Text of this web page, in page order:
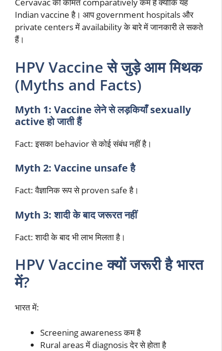
Cervavac की कीमत comparatively कम है क्योंकि यह
Indian vaccine है। आप government hospitals और
private centers में availability के बारे में जानकारी ले सकते
हैं।
HPV Vaccine से जुड़े आम मिथक
(Myths and Facts)
Myth 1: Vaccine लेने से लड़कियाँ sexually
active हो जाती हैं
Fact: इसका behavior से कोई संबंध नहीं है।
Myth 2: Vaccine unsafe है
Fact: वैज्ञानिक रूप से proven safe है।
Myth 3: शादी के बाद जरूरत नहीं
Fact: शादी के बाद भी लाभ मिलता है।
HPV Vaccine क्यों जरूरी है भारत
में?
भारत में:
Screening awareness कम है
Rural areas में diagnosis देर से होता है